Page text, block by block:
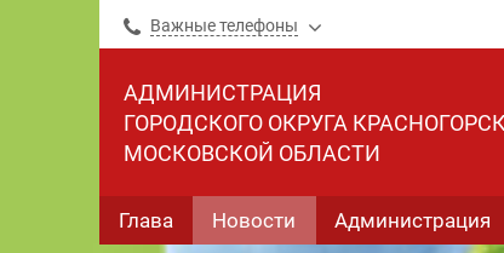
Важные телефоны
АДМИНИСТРАЦИЯ
ГОРОДСКОГО ОКРУГА КРАСНОГОРСК
МОСКОВСКОЙ ОБЛАСТИ
Глава Новости Администрация